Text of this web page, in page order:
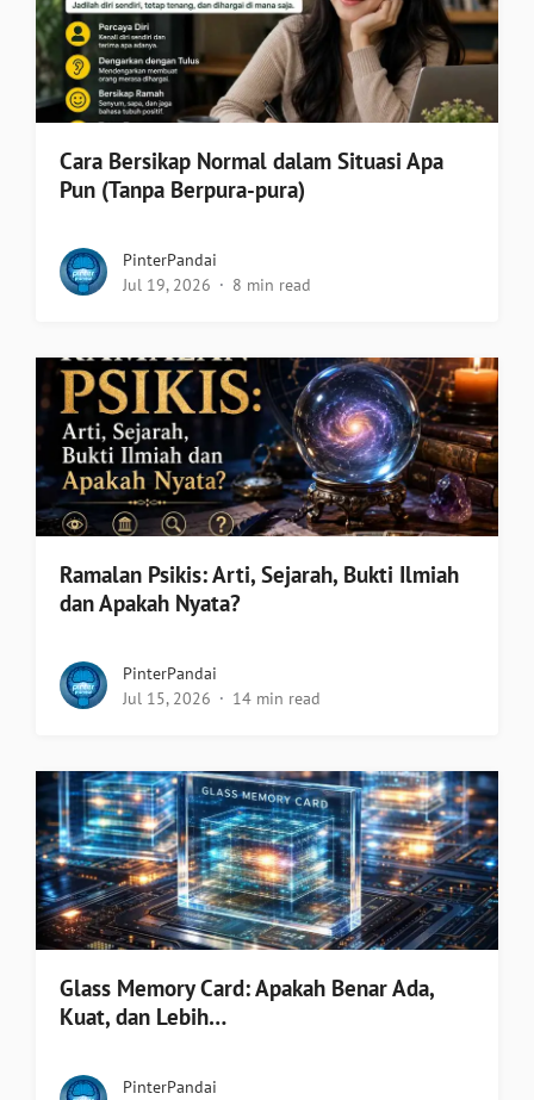
Cara Bersikap Normal dalam Situasi Apa
Pun (Tanpa Berpura-pura)
PinterPandai
Jul 19, 2026
8 min read
Ramalan Psikis: Arti, Sejarah, Bukti Ilmiah
dan Apakah Nyata?
PinterPandai
Jul 15, 2026
14 min read
Glass Memory Card: Apakah Benar Ada,
Kuat, dan Lebih…
PinterPandai